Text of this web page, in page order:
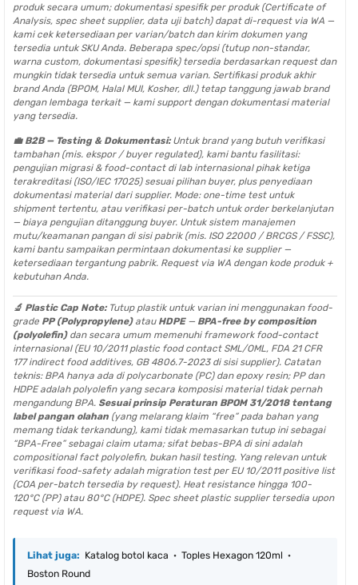
produk secara umum; dokumentasi spesifik per produk (Certificate of
Analysis, spec sheet supplier, data uji batch) dapat di-request via WA —
kami cek ketersediaan per varian/batch dan kirim dokumen yang
tersedia untuk SKU Anda. Beberapa spec/opsi (tutup non-standar,
warna custom, dokumentasi spesifik) tersedia berdasarkan request dan
mungkin tidak tersedia untuk semua varian. Sertifikasi produk akhir
brand Anda (BPOM, Halal MUI, Kosher, dll.) tetap tanggung jawab brand
dengan lembaga terkait — kami support dengan dokumentasi material
yang tersedia.
💼 B2B — Testing & Dokumentasi:Untuk brand yang butuh verifikasi
tambahan (mis. ekspor / buyer regulated), kami bantu fasilitasi:
pengujian migrasi & food-contact di lab internasional pihak ketiga
terakreditasi (ISO/IEC 17025) sesuai pilihan buyer, plus penyediaan
dokumentasi material dari supplier. Mode: one-time test untuk
shipment tertentu, atau verifikasi per-batch untuk order berkelanjutan
— biaya pengujian ditanggung buyer. Untuk sistem manajemen
mutu/keamanan pangan di sisi pabrik (mis. ISO 22000 / BRCGS / FSSC),
kami bantu sampaikan permintaan dokumentasi ke supplier —
ketersediaan tergantung pabrik. Request via WA dengan kode produk +
kebutuhan Anda.
🔬 Plastic Cap Note:Tutup plastik untuk varian ini menggunakan food-
grade PP (Polypropylene)atau HDPE— BPA-free by composition
(polyolefin)dan secara umum memenuhi framework food-contact
internasional (EU 10/2011 plastic food contact SML/OML, FDA 21 CFR
177 indirect food additives, GB 4806.7-2023 di sisi supplier). Catatan
teknis:BPA hanya ada di polycarbonate (PC) dan epoxy resin; PP dan
HDPE adalah polyolefin yang secara komposisi material tidak pernah
mengandung BPA. Sesuai prinsip Peraturan BPOM 31/2018 tentang
label pangan olahan (yang melarang klaim “free” pada bahan yang
memang tidak terkandung), kami tidak memasarkan tutup ini sebagai
“BPA-Free” sebagai claim utama; sifat bebas-BPA di sini adalah
compositional fact polyolefin, bukan hasil testing. Yang relevan untuk
verifikasi food-safety adalah migration test per EU 10/2011 positive list
(COA per-batch tersedia by request). Heat resistance hingga 100-
120°C (PP) atau 80°C (HDPE). Spec sheet plastic supplier tersedia upon
request via WA.
Lihat juga: Katalog botol kaca ·Toples Hexagon 120ml ·
Boston Round